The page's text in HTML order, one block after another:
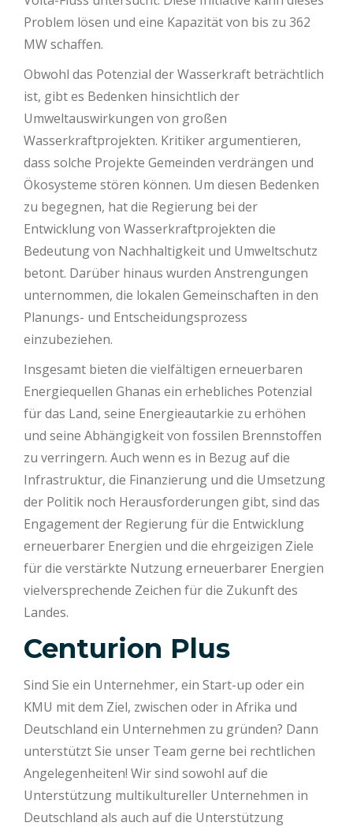
Problem lösen und eine Kapazität von bis zu 362
MW schaffen.
Obwohl das Potenzial der Wasserkraft beträchtlich
ist, gibt es Bedenken hinsichtlich der
Umweltauswirkungen von großen
Wasserkraftprojekten. Kritiker argumentieren,
dass solche Projekte Gemeinden verdrängen und
Ökosysteme stören können. Um diesen Bedenken
zu begegnen, hat die Regierung bei der
Entwicklung von Wasserkraftprojekten die
Bedeutung von Nachhaltigkeit und Umweltschutz
betont. Darüber hinaus wurden Anstrengungen
unternommen, die lokalen Gemeinschaften in den
Planungs- und Entscheidungsprozess
einzubeziehen.
Insgesamt bieten die vielfältigen erneuerbaren
Energiequellen Ghanas ein erhebliches Potenzial
für das Land, seine Energieautarkie zu erhöhen
und seine Abhängigkeit von fossilen Brennstoffen
zu verringern. Auch wenn es in Bezug auf die
Infrastruktur, die Finanzierung und die Umsetzung
der Politik noch Herausforderungen gibt, sind das
Engagement der Regierung für die Entwicklung
erneuerbarer Energien und die ehrgeizigen Ziele
für die verstärkte Nutzung erneuerbarer Energien
vielversprechende Zeichen für die Zukunft des
Landes.
Centurion Plus
Sind Sie ein Unternehmer, ein Start-up oder ein
KMU mit dem Ziel, zwischen oder in Afrika und
Deutschland ein Unternehmen zu gründen? Dann
unterstützt Sie unser Team gerne bei rechtlichen
Angelegenheiten! Wir sind sowohl auf die
Unterstützung multikultureller Unternehmen in
Deutschland als auch auf die Unterstützung